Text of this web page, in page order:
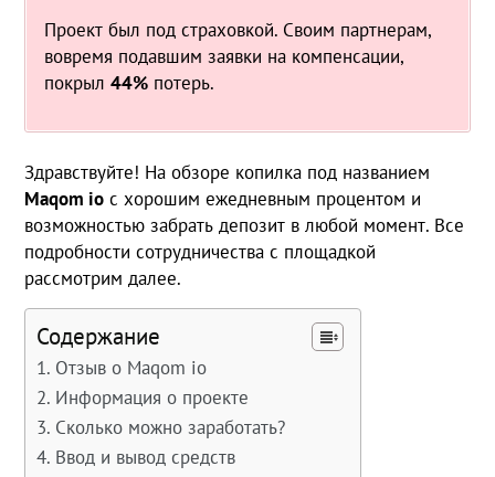
Проект был под страховкой. Своим партнерам,
вовремя подавшим заявки на компенсации,
покрыл44% потерь.
Здравствуйте! На обзоре копилка под названием
Maqom io с хорошим ежедневным процентом и
возможностью забрать депозит в любой момент. Все
подробности сотрудничества с площадкой
рассмотрим далее.
Содержание
Отзыв о Maqom io
Информация о проекте
Сколько можно заработать?
Ввод и вывод средств